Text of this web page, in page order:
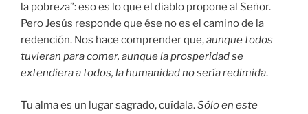
la pobreza”: eso es lo que el diablo propone al Señor.
Pero Jesús responde que ése no es el camino de la
redención. Nos hace comprender que,aunque todos
tuvieran para comer, aunque la prosperidad se
extendiera a todos, la humanidad no sería redimida.
Tu alma es un lugar sagrado, cuídala.Sólo en este